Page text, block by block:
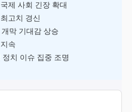
제 사회 긴장 확대
고치 경신
막 기대감 상승
속
치 이슈 집중 조명